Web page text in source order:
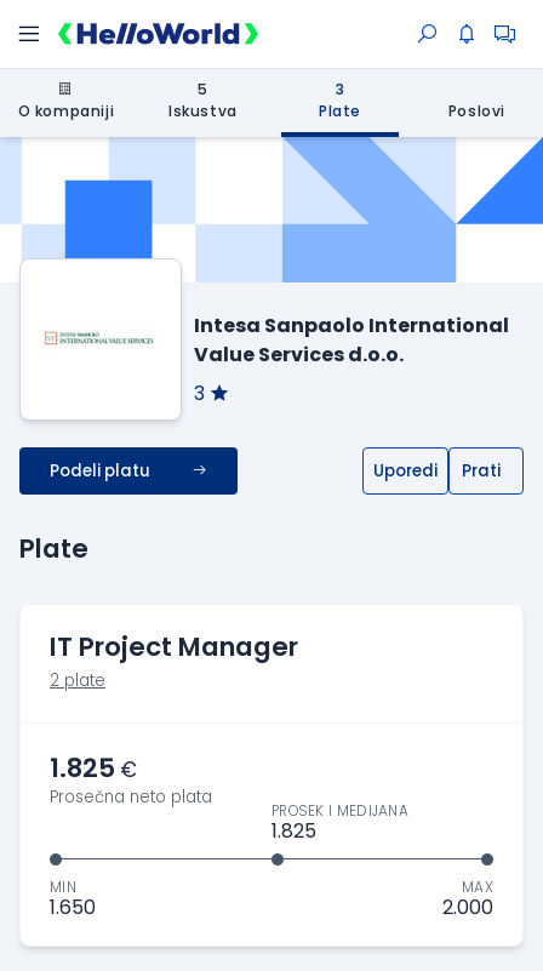
O kompaniji
5
Iskustva
3
Plate
Poslovi
Intesa Sanpaolo International
Value Services d.o.o.
3
Podeli platu Uporedi Prati
Plate
IT Project Manager
2 plate
1.825 €
Prosečna neto plata
MIN
1.650
PROSEK I MEDIJANA
1.825
MAX
2.000